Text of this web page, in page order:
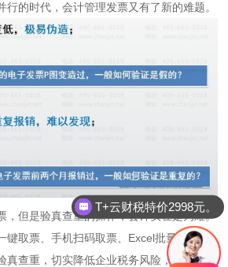
行的时代，会计管理发票又有了新的难题。
，但是验真查重的操作，会计实在是为难。
键取票、手机扫码取票、Excel批量导入取
真查重，切实降低企业税务风险，减少不必
T+云财税特价2998元。